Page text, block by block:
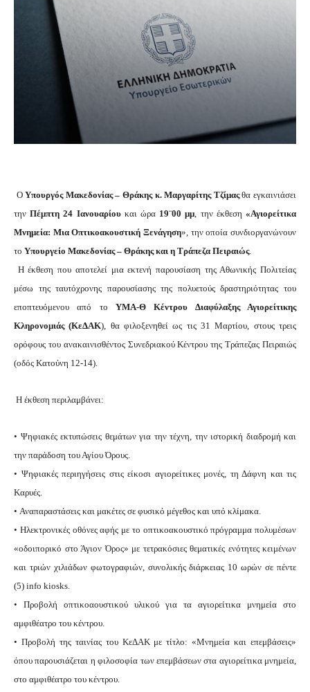
ΟΥπουργός Μακεδονίας – Θράκης κ. Μαργαρίτης Τζίμαςθα εγκαινιάσει
τηνΠέμπτη 24 Ιανουαρίου και ώρα 19¨00 μμ, την έκθεση«Αγιορείτικα
Μνημεία: Μια Οπτικοακουστική Ξενάγηση», την οποία συνδιοργανώνουν
το Υπουργείο Μακεδονίας – Θράκης και η Τράπεζα Πειραιώς.
Η έκθεση που αποτελεί μια εκτενή παρουσίαση της Αθωνικής Πολιτείας
μέσω της ταυτόχρονης παρουσίασης της πολυετούς δραστηριότητας του
εποπτευόμενου από το ΥΜΑ-Θ Κέντρου Διαφύλαξης Αγιορείτικης
Κληρονομιάς (ΚεΔΑΚ), θα φιλοξενηθεί ως τις 31 Μαρτίου, στους τρεις
ορόφους του ανακαινισθέντος Συνεδριακού Κέντρου της Τράπεζας Πειραιώς
(οδός Κατούνη 12-14).
Η έκθεση περιλαμβάνει:
• Ψηφιακές εκτυπώσεις θεμάτων για την τέχνη, την ιστορική διαδρομή και
την παράδοση του Αγίου Όρους.
• Ψηφιακές περιηγήσεις στις είκοσι αγιορείτικες μονές, τη Δάφνη και τις
Καρυές.
• Αναπαραστάσεις και μακέτες σε φυσικό μέγεθος και υπό κλίμακα.
• Ηλεκτρονικές οθόνες αφής με το οπτικοακουστικό πρόγραμμα πολυμέσων
«οδοιπορικό στο Άγιον Όρος» με τετρακόσιες θεματικές ενότητες κειμένων
και τριών χιλιάδων φωτογραφιών, συνολικής διάρκειας 10 ωρών σε πέντε
(5) info kiosks.
• Προβολή οπτικοαουστικού υλικού για τα αγιορείτικα μνημεία στο
αμφιθέατρο του κέντρου.
• Προβολή της ταινίας του ΚεΔΑK με τίτλο: «Μνημεία και επεμβάσεις»
όπου παρουσιάζεται η φιλοσοφία των επεμβάσεων στα αγιορείτικα μνημεία,
στο αμφιθέατρο του κέντρου.